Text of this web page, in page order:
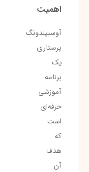
اهمیت
آوسبیلدونگ
پرستاری
یک
برنامه
آموزشی
حرفه‌ای
است
که
هدف
آن